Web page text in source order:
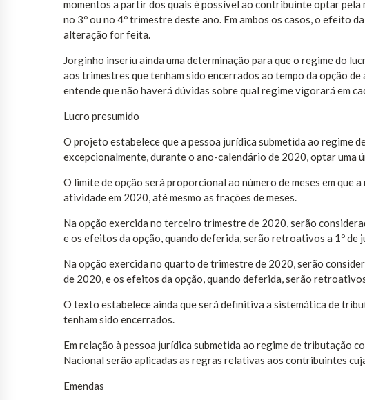
momentos a partir dos quais é possível ao contribuinte optar
no 3º ou no 4º trimestre deste ano. Em ambos os casos, o efeito
alteração for feita.
Jorginho inseriu ainda uma determinação para que o regime do
aos trimestres que tenham sido encerrados ao tempo da opção
entende que não haverá dúvidas sobre qual regime vigorará em
Lucro presumido
O projeto estabelece que a pessoa jurídica submetida ao regime
excepcionalmente, durante o ano-calendário de 2020, optar uma
O limite de opção será proporcional ao número de meses em que
atividade em 2020, até mesmo as frações de meses.
Na opção exercida no terceiro trimestre de 2020, serão
e os efeitos da opção, quando deferida, serão retroativos a 1º de
Na opção exercida no quarto de trimestre de 2020, serão
de 2020, e os efeitos da opção, quando deferida, serão
O texto estabelece ainda que será definitiva a sistemática de
tenham sido encerrados.
Em relação à pessoa jurídica submetida ao regime de tributação
Nacional serão aplicadas as regras relativas aos contribuintes
Emendas